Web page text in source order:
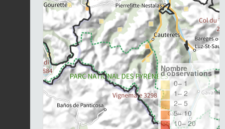
Nombre
d'observations
0– 1
1– 2
2– 5
5– 10
10– 20